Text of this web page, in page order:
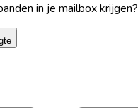
in je mailbox krijgen?